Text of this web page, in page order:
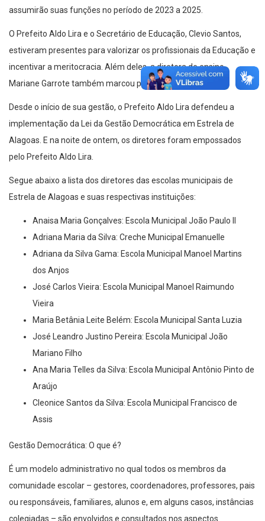
assumirão suas funções no período de 2023 a 2025.
O Prefeito Aldo Lira e o Secretário de Educação, Clevio Santos,
estiveram presentes para valorizar os profissionais da Educação e
incentivar a meritocracia. Além deles, a diretora de ensino
Mariane Garrote também marcou presença na cerimônia.
Desde o início de sua gestão, o Prefeito Aldo Lira defendeu a
implementação da Lei da Gestão Democrática em Estrela de
Alagoas. E na noite de ontem, os diretores foram empossados
pelo Prefeito Aldo Lira.
Segue abaixo a lista dos diretores das escolas municipais de
Estrela de Alagoas e suas respectivas instituições:
Anaisa Maria Gonçalves: Escola Municipal João Paulo II
Adriana Maria da Silva: Creche Municipal Emanuelle
Adriana da Silva Gama: Escola Municipal Manoel Martins
dos Anjos
José Carlos Vieira: Escola Municipal Manoel Raimundo
Vieira
Maria Betânia Leite Belém: Escola Municipal Santa Luzia
José Leandro Justino Pereira: Escola Municipal João
Mariano Filho
Ana Maria Telles da Silva: Escola Municipal Antônio Pinto de
Araújo
Cleonice Santos da Silva: Escola Municipal Francisco de
Assis
Gestão Democrática: O que é?
É um modelo administrativo no qual todos os membros da
comunidade escolar – gestores, coordenadores, professores, pais
ou responsáveis, familiares, alunos e, em alguns casos, instâncias
colegiadas – são envolvidos e consultados nos aspectos